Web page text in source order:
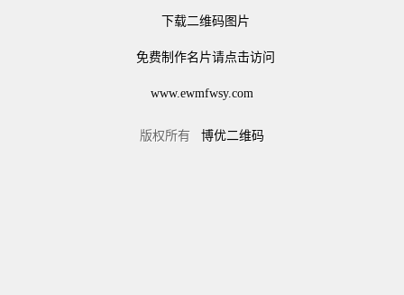
下载二维码图片
免费制作名片请点击访问
www.ewmfwsy.com
版权所有 博优二维码